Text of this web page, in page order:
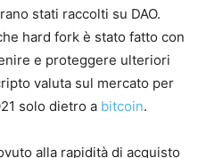
stati raccolti su DAO.
hard fork è stato fatto con
e proteggere ulteriori
valuta sul mercato per
solo dietro a bitcoin.
alla rapidità di acquisto